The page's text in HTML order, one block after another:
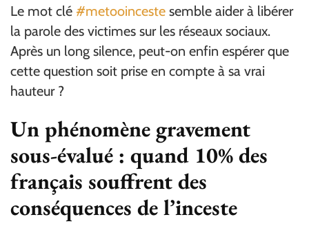
Le mot clé #metooinceste semble aider à libérer
la parole des victimes sur les réseaux sociaux.
Après un long silence, peut-on enfin espérer que
cette question soit prise en compte à sa vrai
hauteur ?
Un phénomène gravement
sous-évalué : quand 10% des
français souffrent des
conséquences de l’inceste